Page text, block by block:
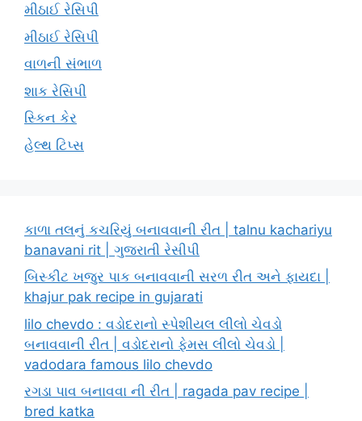
મીઠાઈ રેસિપી
મીઠાઈ રેસિપી
વાળની સંભાળ
શાક રેસિપી
સ્કિન કેર
હેલ્થ ટિપ્સ
કાળા તલનું કચરિયું બનાવવાની રીત | talnu kachariyu
banavani rit | ગુજરાતી રેસીપી
બિસ્કીટ ખજુર પાક બનાવવાની સરળ રીત અને ફાયદા |
khajur pak recipe in gujarati
lilo chevdo : વડોદરાનો સ્પેશીયલ લીલો ચેવડો
બનાવવાની રીત | વડોદરાનો ફેમસ લીલો ચેવડો |
vadodara famous lilo chevdo
રગડા પાવ બનાવવા ની રીત | ragada pav recipe |
bred katka